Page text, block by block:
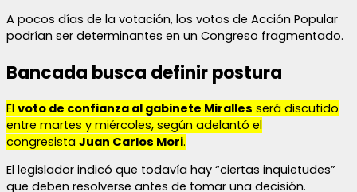
A pocos días de la votación, los votos de Acción Popular
podrían ser determinantes en un Congreso fragmentado.
Bancada busca definir postura
El voto de confianza al gabinete Miralles será discutido
entre martes y miércoles, según adelantó el
congresista Juan Carlos Mori.
El legislador indicó que todavía hay “ciertas inquietudes”
que deben resolverse antes de tomar una decisión.